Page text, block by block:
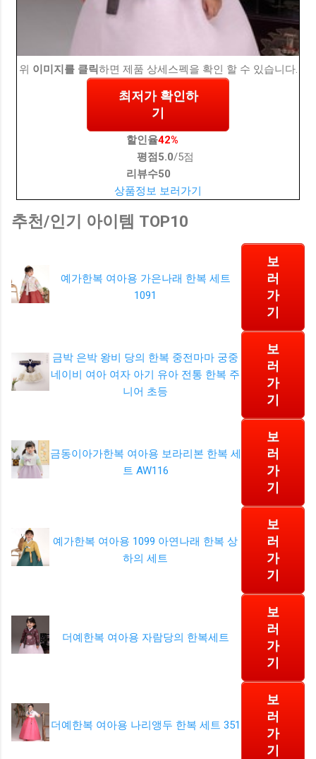
위 이미지를 클릭하면 제품 상세스펙을 확인 할 수 있습니다.
최저가 확인하
기
할인율42%
평점 5.0/5점
리뷰수50
상품정보 보러가기
추천/인기 아이템 TOP10
예가한복 여아용 가은나래 한복 세트
1091
보
러
가
기
금박 은박 왕비 당의 한복 중전마마 궁중
네이비 여아 여자 아기 유아 전통 한복 주
니어 초등
보
러
가
기
금동이아가한복 여아용 보라리본 한복 세
트 AW116
보
러
가
기
예가한복 여아용 1099 아연나래 한복 상
하의 세트
보
러
가
기
더예한복 여아용 자람당의 한복세트
보
러
가
기
더예한복 여아용 나리앵두 한복 세트 351
보
러
가
기